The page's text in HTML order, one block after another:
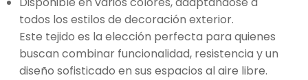
todos los estilos de decoración exterior.
Este tejido es la elección perfecta para quienes
buscan combinar funcionalidad, resistencia y un
diseño sofisticado en sus espacios al aire libre.